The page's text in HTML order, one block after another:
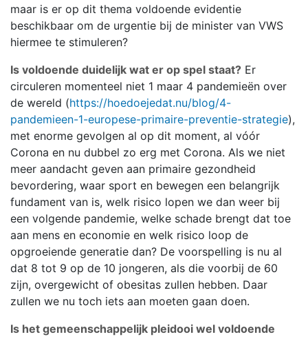
maar is er op dit thema voldoende evidentie
beschikbaar om de urgentie bij de minister van VWS
hiermee te stimuleren?
Is voldoende duidelijk wat er op spel staat? Er
circuleren momenteel niet 1 maar 4 pandemieën over
de wereld (https://hoedoejedat.nu/blog/4-
pandemieen-1-europese-primaire-preventie-strategie),
met enorme gevolgen al op dit moment, al vóór
Corona en nu dubbel zo erg met Corona. Als we niet
meer aandacht geven aan primaire gezondheid
bevordering, waar sport en bewegen een belangrijk
fundament van is, welk risico lopen we dan weer bij
een volgende pandemie, welke schade brengt dat toe
aan mens en economie en welk risico loop de
opgroeiende generatie dan? De voorspelling is nu al
dat 8 tot 9 op de 10 jongeren, als die voorbij de 60
zijn, overgewicht of obesitas zullen hebben. Daar
zullen we nu toch iets aan moeten gaan doen.
Is het gemeenschappelijk pleidooi wel voldoende